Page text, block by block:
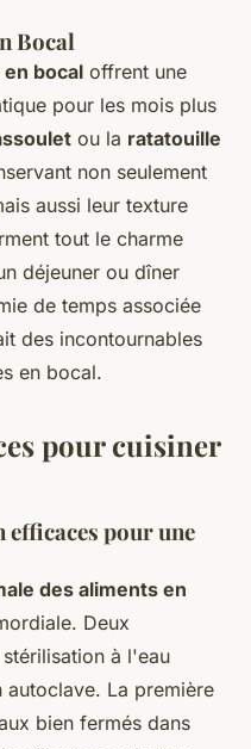
Bocal
bocal offrent une
pour les mois plus
ou la ratatouille
non seulement
aussi leur texture
tout le charme
déjeuner ou dîner
de temps associée
des incontournables
en bocal.
pour cuisiner
pour une
des aliments en
Deux
à l'eau
La première
bien fermés dans